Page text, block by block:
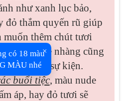
như xanh lục bảo,
đỏ thắm quyến rũ giúp
muốn thêm chút tươi
nhẹ nhàng cũng
hút cho sự kiện.
buổi tiệc, màu nude
áp, hay đỏ tươi sẽ
×
có 18 màu
MÀU nhé